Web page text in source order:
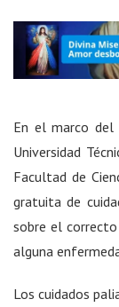
En el marco del
Universidad
Facultad de
gratuita de
sobre el
alguna
Los cuidados